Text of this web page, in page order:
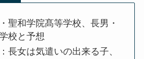
聖和学院髙等学校、長男・
校と予想
長女は気遣いの出来る子、